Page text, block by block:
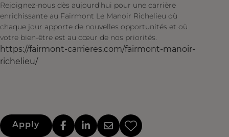
Rejoignez-nous dès aujourd'hui pour une carrière
enrichissante au Fairmont Le Manoir Richelieu où
chaque jour apporte de nouvelles opportunités et où
votre bien-être est au cœur de nos priorités.
https://fairmont-carrieres.com/fairmont-manoir-
richelieu/
Apply